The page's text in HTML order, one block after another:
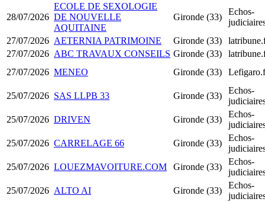
28/07/2026
ECOLE DE SEXOLOGIE
DE NOUVELLE
AQUITAINE
Gironde (33)
Echos-
27/07/2026 AETERNIA PATRIMOINE Gironde (33)
27/07/2026 ABC TRAVAUX CONSEILS Gironde (33)
27/07/2026 MENEO Gironde (33)
25/07/2026 SAS LLPB 33 Gironde (33)
Echos-
25/07/2026 DRIVEN Gironde (33)
Echos-
25/07/2026 CARRELAGE 66 Gironde (33)
Echos-
25/07/2026 LOUEZMAVOITURE.COM Gironde (33)
Echos-
25/07/2026 ALTO AI Gironde (33)
Echos-